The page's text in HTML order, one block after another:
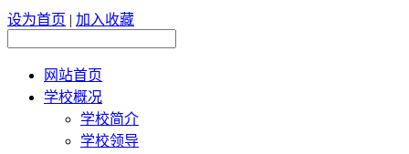
设为首页 | 加入收藏
网站首页
学校概况
学校简介
学校领导